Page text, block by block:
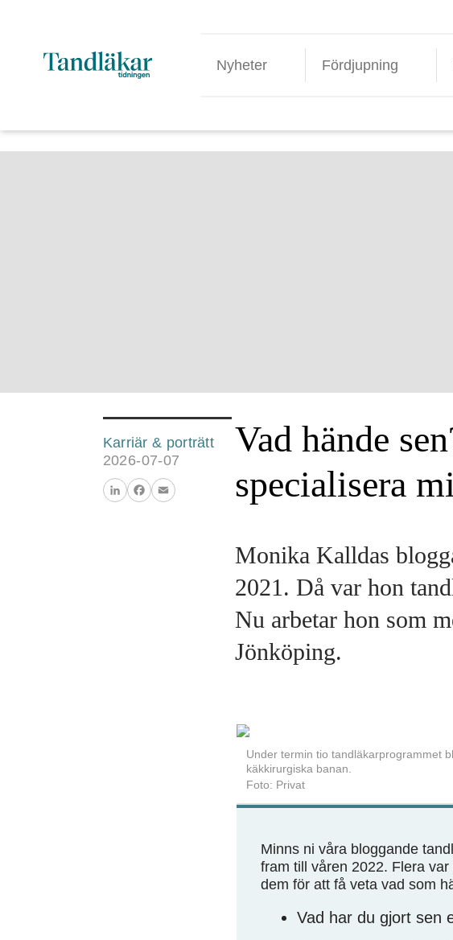
Nyheter Fördjupning
Karriär & porträtt
2026-07-07
LinkedInFacebook
Email
Vad hände
specialisera
Monika Kalldas
2021. Då var hon
Nu arbetar hon som
Jönköping.
Under termin tio tandläkarprogrammet
käkkirurgiska banan.
Foto: Privat
Minns ni våra bloggande
fram till våren 2022. Flera
dem för att få veta vad som
Vad har du gjort sen